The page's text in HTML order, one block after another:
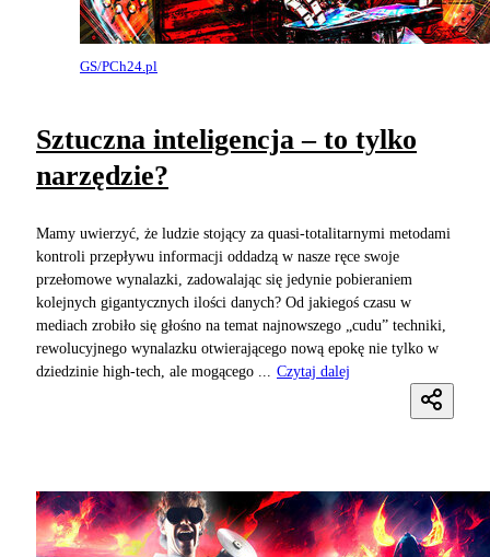
GS/PCh24.pl
Sztuczna inteligencja – to tylko
narzędzie?
Mamy uwierzyć, że ludzie stojący za quasi-totalitarnymi metodami
kontroli przepływu informacji oddadzą w nasze ręce swoje
przełomowe wynalazki, zadowalając się jedynie pobieraniem
kolejnych gigantycznych ilości danych? Od jakiegoś czasu w
mediach zrobiło się głośno na temat najnowszego „cudu” techniki,
rewolucyjnego wynalazku otwierającego nową epokę nie tylko w
dziedzinie high-tech, ale mogącego ...
Czytaj dalej